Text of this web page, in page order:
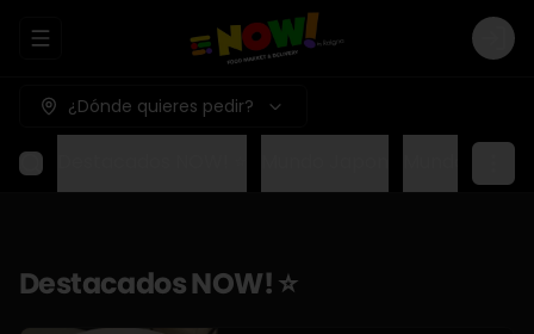
Abrir menu de navegación Login
¿Dónde quieres pedir?
Destacados NOW! ⭐